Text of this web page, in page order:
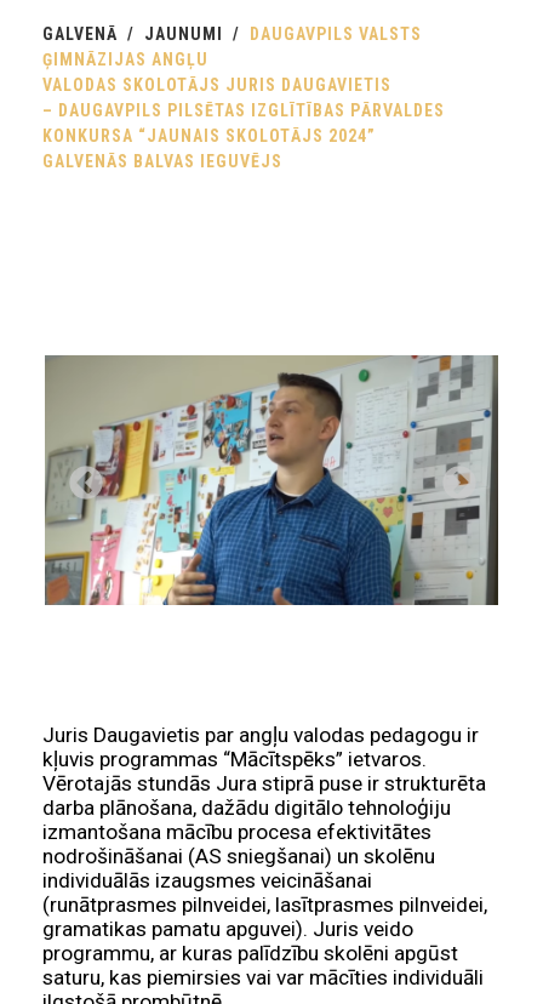
GALVENĀ JAUNUMI
DAUGAVPILS VALSTS
ĢIMNĀZIJAS ANGĻU
VALODAS SKOLOTĀJS JURIS DAUGAVIETIS
– DAUGAVPILS PILSĒTAS IZGLĪTĪBAS PĀRVALDES
KONKURSA “JAUNAIS SKOLOTĀJS 2024”
GALVENĀS BALVAS IEGUVĒJS
Juris Daugavietis par angļu valodas pedagogu ir
kļuvis programmas “Mācītspēks” ietvaros.
Vērotajās stundās Jura stiprā puse ir strukturēta
darba plānošana, dažādu digitālo tehnoloģiju
izmantošana mācību procesa efektivitātes
nodrošināšanai (AS sniegšanai) un skolēnu
individuālās izaugsmes veicināšanai
(runātprasmes pilnveidei, lasītprasmes pilnveidei,
gramatikas pamatu apguvei). Juris veido
programmu, ar kuras palīdzību skolēni apgūst
saturu, kas piemirsies vai var mācīties individuāli